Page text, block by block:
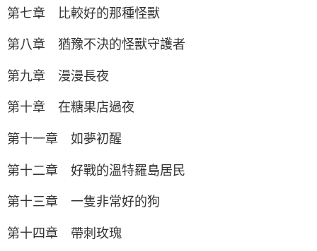
第七章 比較好的那種怪獸
第八章 猶豫不決的怪獸守護者
第九章 漫漫長夜
第十章 在糖果店過夜
第十一章 如夢初醒
第十二章 好戰的溫特羅島居民
第十三章 一隻非常好的狗
第十四章 帶刺玫瑰